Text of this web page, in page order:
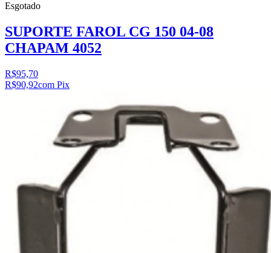
Esgotado
SUPORTE FAROL CG 150 04-08
CHAPAM 4052
R$95,70
R$90,92com Pix